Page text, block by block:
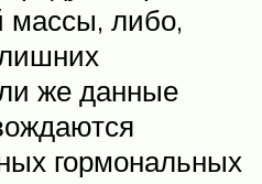
либо,
же данные
гормональных